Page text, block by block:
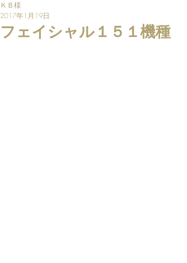
フェイシャル１５１機種
ＫＢ様
2017年1月19日